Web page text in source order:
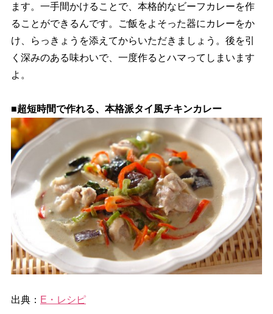
ます。一手間かけることで、本格的なビーフカレーを作
ることができるんです。ご飯をよそった器にカレーをか
け、らっきょうを添えてからいただきましょう。後を引
く深みのある味わいで、一度作るとハマってしまいます
よ。
■超短時間で作れる、本格派タイ風チキンカレー
出典： E・レシピ